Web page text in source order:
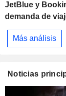
JetBlue y
demanda de
Más análisis
Noticias